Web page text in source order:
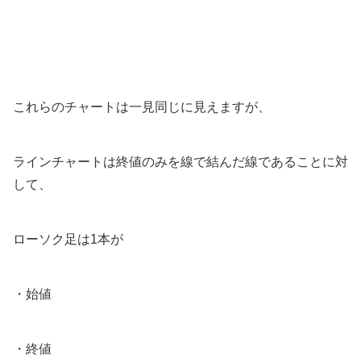
これらのチャートは一見同じに見えますが、
ラインチャートは終値のみを線で結んだ線であることに対
して、
ローソク足は1本が
・始値
・終値